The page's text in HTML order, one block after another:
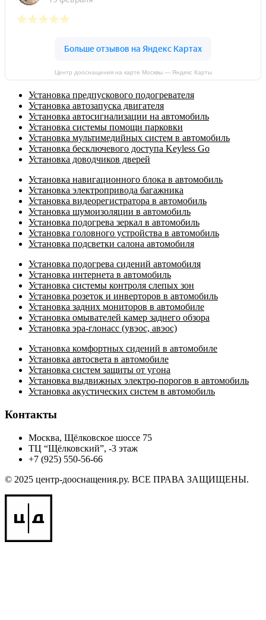
Центр дооснащения на карте Москвы — Яндекс Карты
Установка предпускового подогревателя
Установка автозапуска двигателя
Установка автосигнализации на автомобиль
Установка системы помощи парковки
Установка мультимедийных систем в автомобиль
Установка бесключевого доступа Keyless Go
Установка доводчиков дверей
Установка навигационного блока в автомобиль
Установка электропривода багажника
Установка видеорегистратора в автомобиль
Установка шумоизоляции в автомобиль
Установка подогрева зеркал в автомобиль
Установка головного устройства в автомобиль
Установка подсветки салона автомобиля
Установка подогрева сидений автомобиля
Установка интернета в автомобиль
Установка системы контроля слепых зон
Установка розеток и инверторов в автомобиль
Установка задних мониторов в автомобиле
Установка омывателей камер заднего обзора
Установка эра-глонасс (увэос, авэос)
Установка комфортных сидений в автомобиле
Установка автосвета в автомобиле
Установка систем защиты от угона
Установка выдвижных электро-порогов в автомобиль
Установка акустических систем в автомобиль
Контакты
Москва, Щёлковское шоссе 75
ТЦ “Щёлковский”, -3 этаж
+7 (925) 550-56-66
© 2025 центр-дооснащения.ру. ВСЕ ПРАВА ЗАЩИЩЕНЫ.